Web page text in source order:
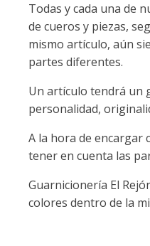
Todas y cada una de
de cueros y piezas,
mismo artículo, aún
partes diferentes.
Un artículo tendrá un
personalidad,
A la hora de encargar
tener en cuenta las
Guarnicionería El
colores dentro de la